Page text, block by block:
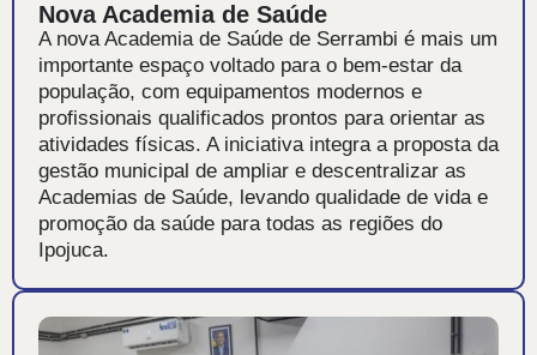
Nova Academia de Saúde
A nova Academia de Saúde de Serrambi é mais um
importante espaço voltado para o bem-estar da
população, com equipamentos modernos e
profissionais qualificados prontos para orientar as
atividades físicas. A iniciativa integra a proposta da
gestão municipal de ampliar e descentralizar as
Academias de Saúde, levando qualidade de vida e
promoção da saúde para todas as regiões do
Ipojuca.